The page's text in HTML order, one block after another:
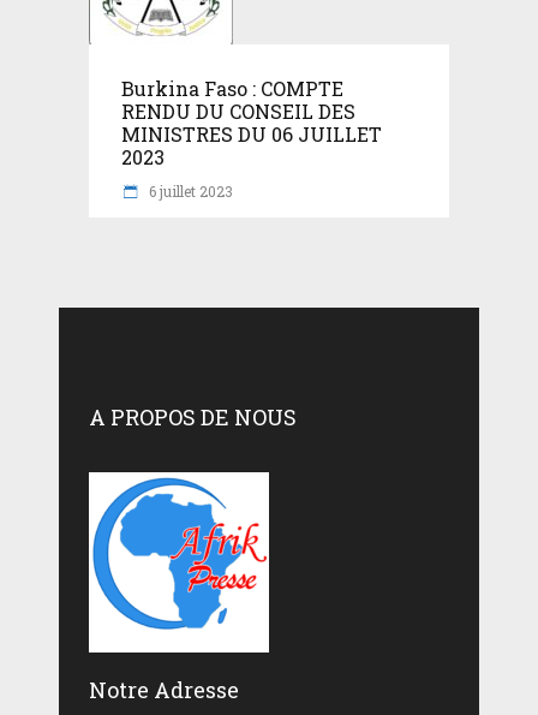
Burkina Faso : COMPTE
RENDU DU CONSEIL DES
MINISTRES DU 06 JUILLET
2023
6 juillet 2023
A PROPOS DE NOUS
Notre Adresse